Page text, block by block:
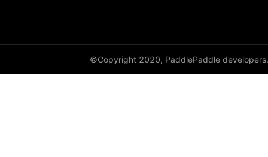
©Copyright 2020, PaddlePaddle developers.